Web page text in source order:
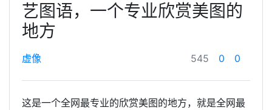
艺图语，一个专业欣赏美图的
地方
虚像 545 0 0
这是一个全网最专业的欣赏美图的地方，就是全网最